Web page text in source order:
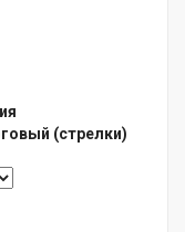
(стрелки)